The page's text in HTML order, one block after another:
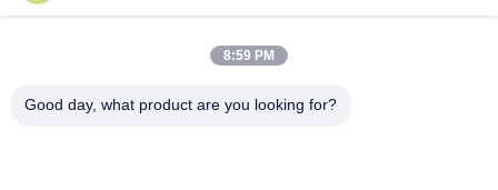
17º andar, Bloco 9A, Parque Científico Baoneng,
8:59 PM
Good day, what product are you looking for?